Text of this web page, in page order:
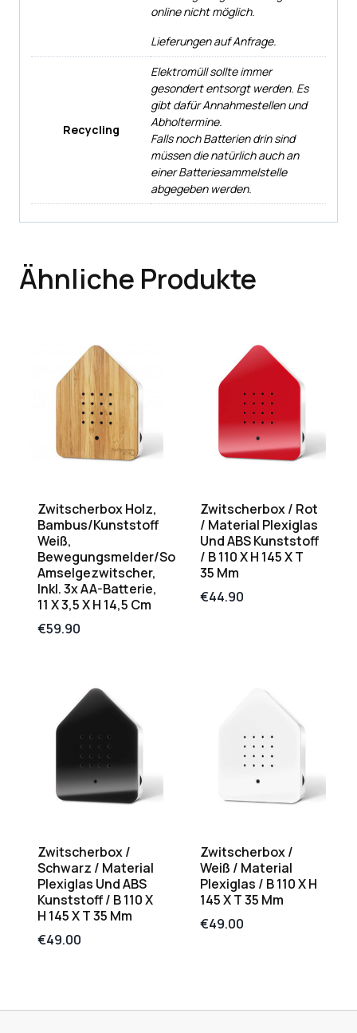
online nicht möglich.
Lieferungen auf Anfrage.
Recycling
Elektromüll sollte immer
gesondert entsorgt werden. Es
gibt dafür Annahmestellen und
Abholtermine.
Falls noch Batterien drin sind
müssen die natürlich auch an
einer Batteriesammelstelle
abgegeben werden.
Ähnliche Produkte
Zwitscherbox Holz,
Bambus/Kunststoff
Weiß,
Bewegungsmelder/Sound
Amselgezwitscher,
Inkl. 3x AA-Batterie,
11 X 3,5 X H 14,5 Cm
€59.90
Zwitscherbox / Rot
/ Material Plexiglas
Und ABS Kunststoff
/ B 110 X H 145 X T
35 Mm
€44.90
Zwitscherbox /
Schwarz / Material
Plexiglas Und ABS
Kunststoff / B 110 X
H 145 X T 35 Mm
€49.00
Zwitscherbox /
Weiß / Material
Plexiglas / B 110 X H
145 X T 35 Mm
€49.00